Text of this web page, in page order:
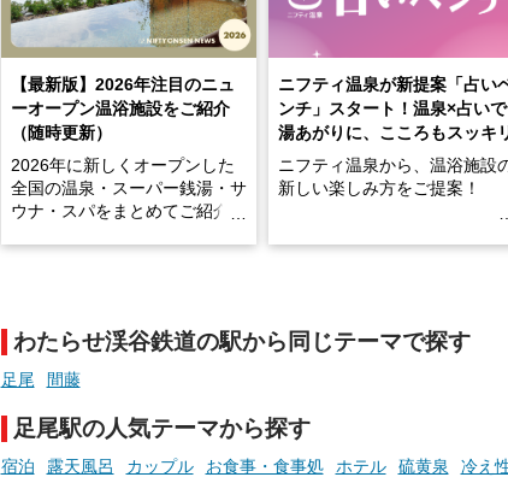
【最新版】2026年注目のニュ
ーオープン温浴施設をご紹介
（随時更新）
2026年に新しくオープンした
全国の温泉・スーパー銭湯・サ
ウナ・スパをまとめてご紹介！
まったスポットが続々登場して
います。
現地取材記事もあわせて紹介し
ていますので、気になる施設は
ぜひチェックして次のおでかけ
先の参考にしてみてください
ね。
ニフティ温泉が新提案「占い
ンチ」スタート！温泉×占いで
湯あがりに、こころもスッキ
ニフティ温泉から、温浴施設
新しい楽しみ方をご提案！
手相やタロットなど気軽に楽し
わたらせ渓谷鉄道の駅から同じテーマで探す
足尾 間藤
足尾駅の人気テーマから探す
宿泊 露天風呂 カップル お食事・食事処 ホテル 硫黄泉 冷え